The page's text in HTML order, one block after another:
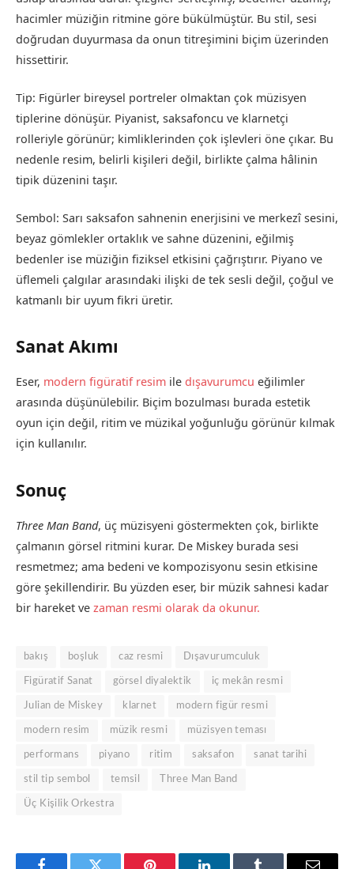
hacimler müziğin ritmine göre bükülmüştür. Bu stil, sesi
doğrudan duyurmasa da onun titreşimini biçim üzerinden
hissettirir.
Tip: Figürler bireysel portreler olmaktan çok müzisyen
tiplerine dönüşür. Piyanist, saksafoncu ve klarnetçi
rolleriyle görünür; kimliklerinden çok işlevleri öne çıkar. Bu
nedenle resim, belirli kişileri değil, birlikte çalma hâlinin
tipik düzenini taşır.
Sembol: Sarı saksafon sahnenin enerjisini ve merkezî sesini,
beyaz gömlekler ortaklık ve sahne düzenini, eğilmiş
bedenler ise müziğin fiziksel etkisini çağrıştırır. Piyano ve
üflemeli çalgılar arasındaki ilişki de tek sesli değil, çoğul ve
katmanlı bir uyum fikri üretir.
Sanat Akımı
Eser, modern figüratif resim ile dışavurumcu eğilimler
arasında düşünülebilir. Biçim bozulması burada estetik
oyun için değil, ritim ve müzikal yoğunluğu görünür kılmak
için kullanılır.
Sonuç
Three Man Band, üç müzisyeni göstermekten çok, birlikte
çalmanın görsel ritmini kurar. De Miskey burada sesi
resmetmez; ama bedeni ve kompozisyonu sesin etkisine
göre şekillendirir. Bu yüzden eser, bir müzik sahnesi kadar
bir hareket ve zaman resmi olarak da okunur.
bakış boşluk caz resmi Dışavurumculuk
Figüratif Sanat görsel diyalektik iç mekân resmi
Julian de Miskey klarnet modern figür resmi
modern resim müzik resmi müzisyen teması
performans piyano ritim saksafon sanat tarihi
stil tip sembol temsil Three Man Band
Üç Kişilik Orkestra